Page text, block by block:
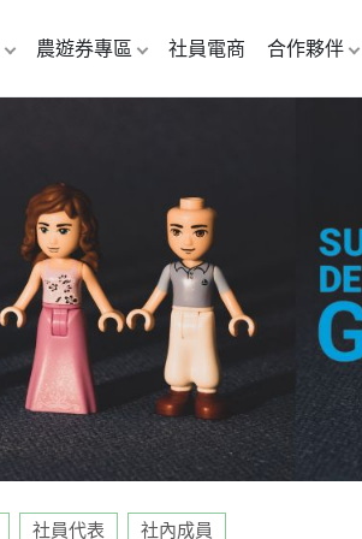
農遊券專區 社員電商 合作夥伴
社員代表 社內成員